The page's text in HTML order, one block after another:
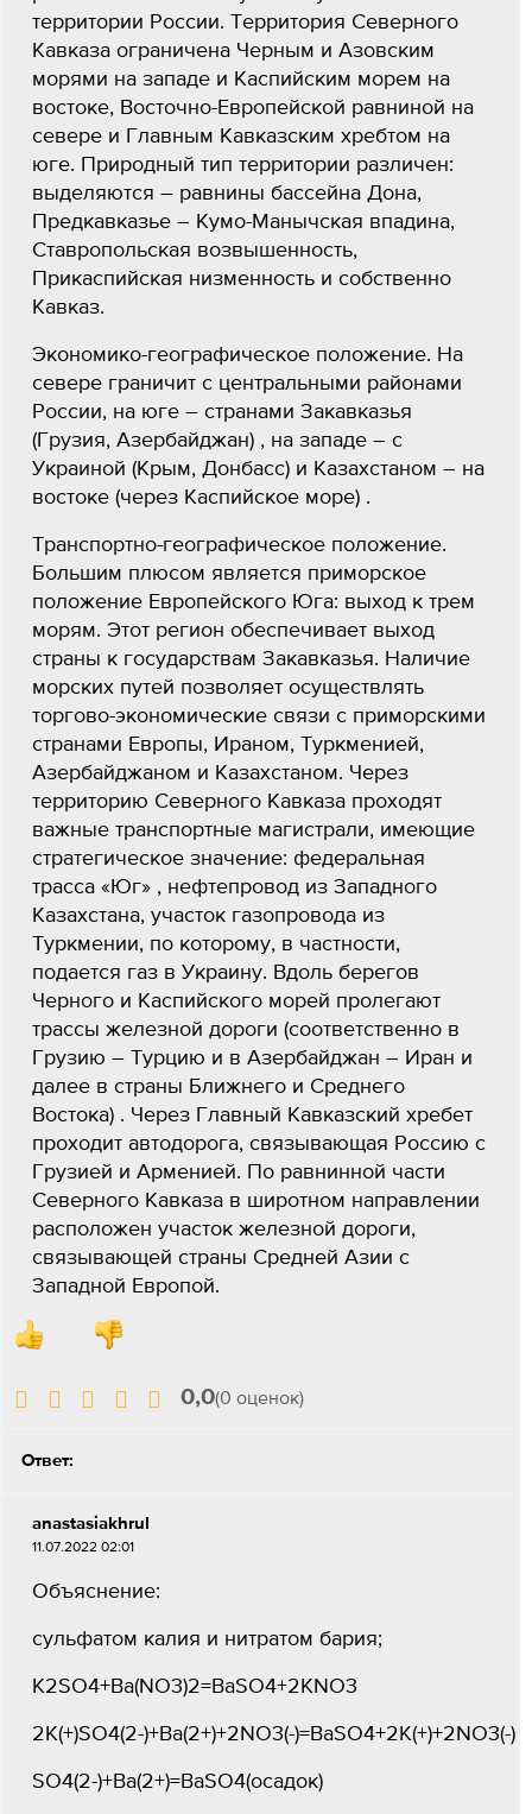
территории России. Территория Северного
Кавказа ограничена Черным и Азовским
морями на западе и Каспийским морем на
востоке, Восточно-Европейской равниной на
севере и Главным Кавказским хребтом на
юге. Природный тип территории различен:
выделяются – равнины бассейна Дона,
Предкавказье – Кумо-Манычская впадина,
Ставропольская возвышенность,
Прикаспийская низменность и собственно
Кавказ.
Экономико-географическое положение. На
севере граничит с центральными районами
России, на юге – странами Закавказья
(Грузия, Азербайджан) , на западе – с
Украиной (Крым, Донбасс) и Казахстаном – на
востоке (через Каспийское море) .
Транспортно-географическое положение.
Большим плюсом является приморское
положение Европейского Юга: выход к трем
морям. Этот регион обеспечивает выход
страны к государствам Закавказья. Наличие
морских путей позволяет осуществлять
торгово-экономические связи с приморскими
странами Европы, Ираном, Туркменией,
Азербайджаном и Казахстаном. Через
территорию Северного Кавказа проходят
важные транспортные магистрали, имеющие
стратегическое значение: федеральная
трасса «Юг» , нефтепровод из Западного
Казахстана, участок газопровода из
Туркмении, по которому, в частности,
подается газ в Украину. Вдоль берегов
Черного и Каспийского морей пролегают
трассы железной дороги (соответственно в
Грузию – Турцию и в Азербайджан – Иран и
далее в страны Ближнего и Среднего
Востока) . Через Главный Кавказский хребет
проходит автодорога, связывающая Россию с
Грузией и Арменией. По равнинной части
Северного Кавказа в широтном направлении
расположен участок железной дороги,
связывающей страны Средней Азии с
Западной Европой.
0,0(0 оценок)
Ответ:
anastasiakhrul
11.07.2022 02:01
Объяснение:
сульфатом калия и нитратом бария;
K2SO4+Ba(NO3)2=BaSO4+2KNO3
2K(+)SO4(2-)+Ba(2+)+2NO3(-)=BaSO4+2K(+)+2NO3(-)
SO4(2-)+Ba(2+)=BaSO4(осадок)